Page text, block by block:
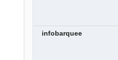
infobarquee